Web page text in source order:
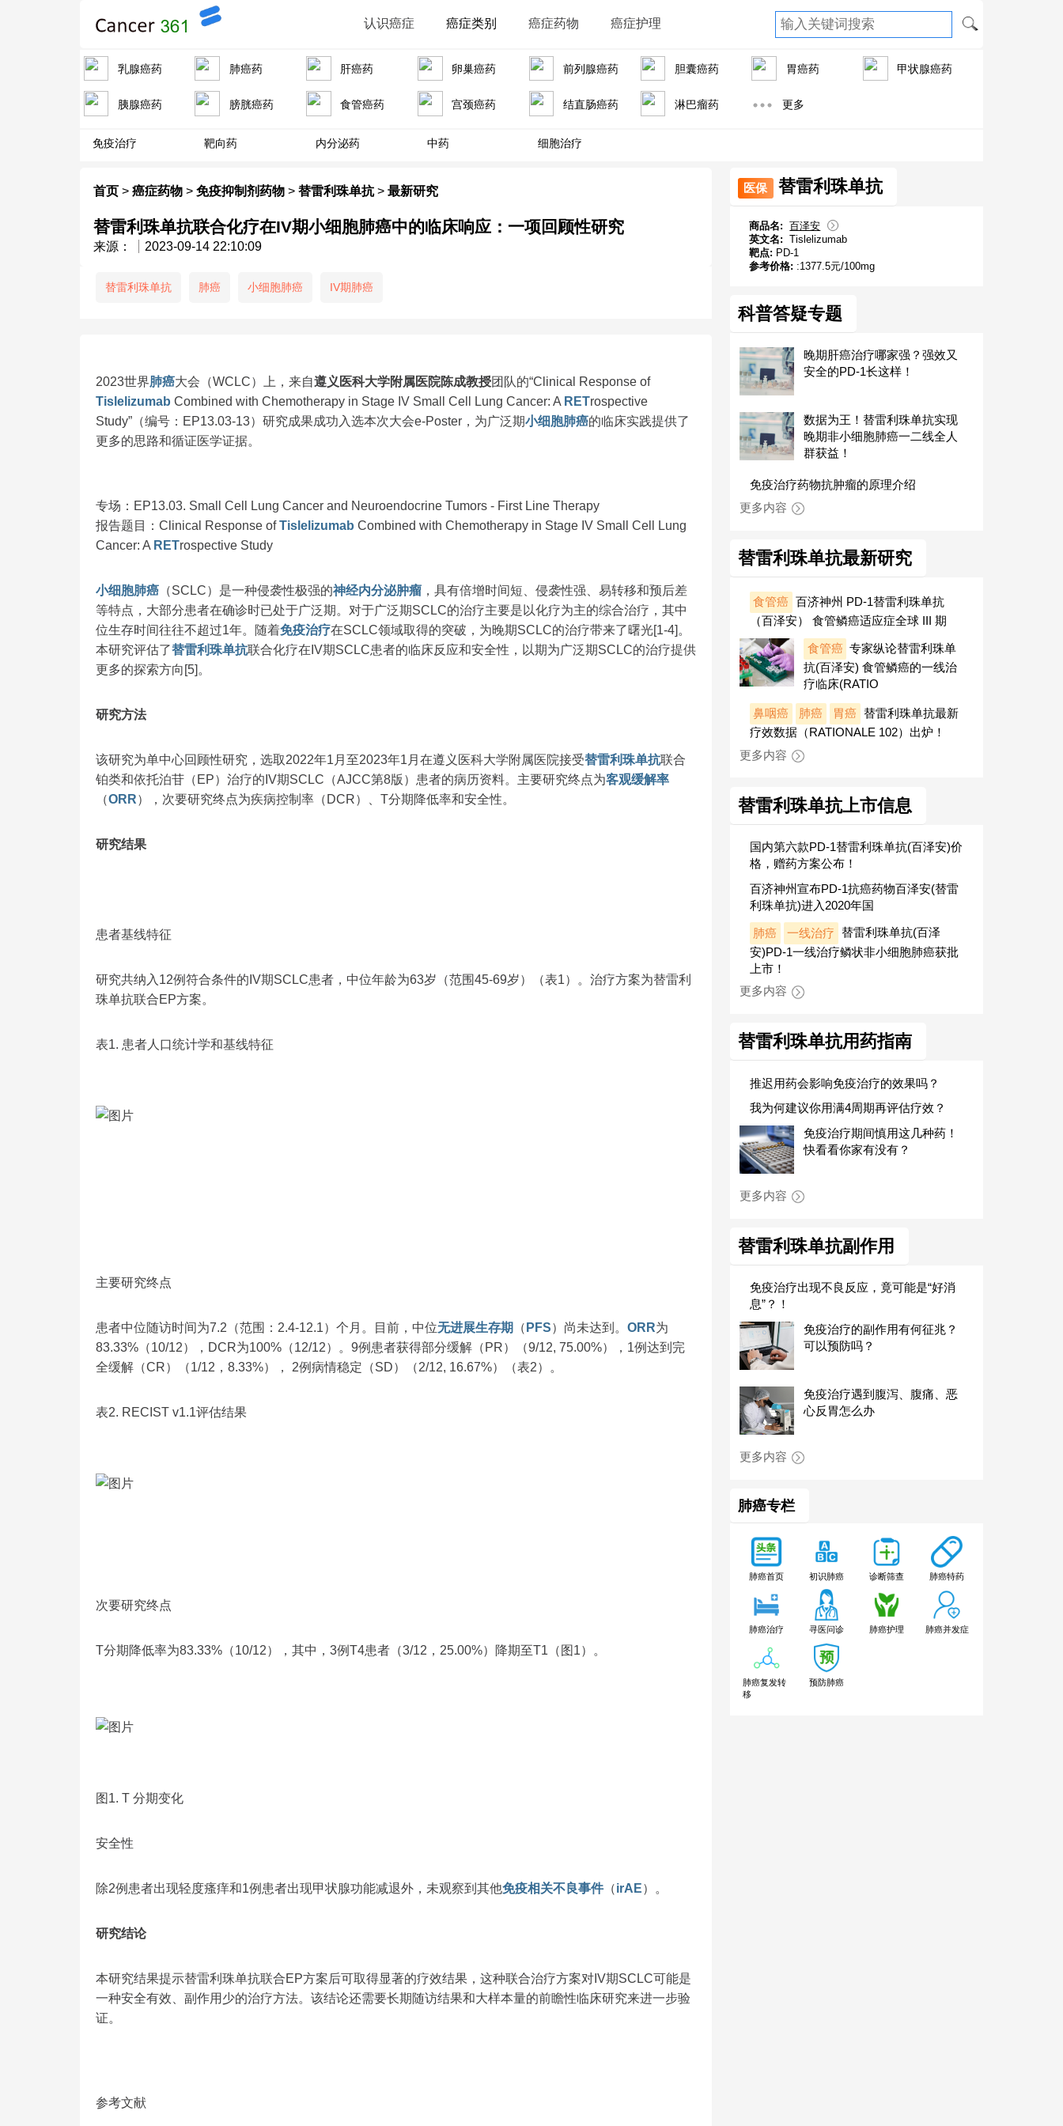
认识癌症 癌症类别 癌症药物 癌症护理
乳腺癌药 肺癌药 肝癌药 卵巢癌药 前列腺癌药 胆囊癌药 胃癌药 甲状腺癌药
胰腺癌药 膀胱癌药 食管癌药 宫颈癌药 结直肠癌药 淋巴瘤药 更多
免疫治疗 靶向药 内分泌药 中药 细胞治疗
首页> 癌症药物> 免疫抑制剂药物> 替雷利珠单抗> 最新研究
替雷利珠单抗联合化疗在IV期小细胞肺癌中的临床响应：一项回顾性研究
来源： 2023-09-14 22:10:09
替雷利珠单抗 肺癌 小细胞肺癌 IV期肺癌
2023世界肺癌大会（WCLC）上，来自遵义医科大学附属医院陈成教授团队的“Clinical Response of
Tislelizumab Combined with Chemotherapy in Stage IV Small Cell Lung Cancer: A RETrospective
Study”（编号：EP13.03-13）研究成果成功入选本次大会e-Poster，为广泛期小细胞肺癌的临床实践提供了
更多的思路和循证医学证据。
专场：EP13.03. Small Cell Lung Cancer and Neuroendocrine Tumors - First Line Therapy
报告题目：Clinical Response ofTislelizumab Combined with Chemotherapy in Stage IV Small Cell Lung
Cancer: A RETrospective Study
小细胞肺癌（SCLC）是一种侵袭性极强的神经内分泌肿瘤，具有倍增时间短、侵袭性强、易转移和预后差
等特点，大部分患者在确诊时已处于广泛期。对于广泛期SCLC的治疗主要是以化疗为主的综合治疗，其中
位生存时间往往不超过1年。随着免疫治疗在SCLC领域取得的突破，为晚期SCLC的治疗带来了曙光[1-4]。
本研究评估了替雷利珠单抗联合化疗在IV期SCLC患者的临床反应和安全性，以期为广泛期SCLC的治疗提供
更多的探索方向[5]。
研究方法
该研究为单中心回顾性研究，选取2022年1月至2023年1月在遵义医科大学附属医院接受替雷利珠单抗联合
铂类和依托泊苷（EP）治疗的IV期SCLC（AJCC第8版）患者的病历资料。主要研究终点为客观缓解率
（ORR），次要研究终点为疾病控制率（DCR）、T分期降低率和安全性。
研究结果
患者基线特征
研究共纳入12例符合条件的IV期SCLC患者，中位年龄为63岁（范围45-69岁）（表1）。治疗方案为替雷利
珠单抗联合EP方案。
表1. 患者人口统计学和基线特征
主要研究终点
患者中位随访时间为7.2（范围：2.4-12.1）个月。目前，中位无进展生存期 （ PFS）尚未达到。 ORR为
83.33%（10/12），DCR为100%（12/12）。9例患者获得部分缓解（PR）（9/12, 75.00%），1例达到完
全缓解（CR）（1/12，8.33%）， 2例病情稳定（SD）（2/12, 16.67%）（表2）。
表2. RECIST v1.1评估结果
次要研究终点
T分期降低率为83.33%（10/12），其中，3例T4患者（3/12，25.00%）降期至T1（图1）。
图1. T 分期变化
安全性
除2例患者出现轻度瘙痒和1例患者出现甲状腺功能减退外，未观察到其他免疫相关不良事件（irAE）。
研究结论
本研究结果提示替雷利珠单抗联合EP方案后可取得显著的疗效结果，这种联合治疗方案对IV期SCLC可能是
一种安全有效、副作用少的治疗方法。该结论还需要长期随访结果和大样本量的前瞻性临床研究来进一步验
证。
参考文献
医保 替雷利珠单抗
商品名:百泽安
英文名:Tislelizumab
靶点: PD-1
参考价格: :1377.5元/100mg
科普答疑专题
晚期肝癌治疗哪家强？强效又
安全的PD-1长这样！
数据为王！替雷利珠单抗实现
晚期非小细胞肺癌一二线全人
群获益！
免疫治疗药物抗肿瘤的原理介绍
更多内容
替雷利珠单抗最新研究
食管癌 百济神州 PD-1替雷利珠单抗
（百泽安） 食管鳞癌适应症全球 III 期
食管癌 专家纵论替雷利珠单
抗(百泽安) 食管鳞癌的一线治
疗临床(RATIO
鼻咽癌 肺癌 胃癌 替雷利珠单抗最新
疗效数据（RATIONALE 102）出炉！
更多内容
替雷利珠单抗上市信息
国内第六款PD-1替雷利珠单抗(百泽安)价
格，赠药方案公布！
百济神州宣布PD-1抗癌药物百泽安(替雷
利珠单抗)进入2020年国
肺癌 一线治疗
替雷利珠单抗(百泽
安)PD-1一线治疗鳞状非小细胞肺癌获批
上市！
更多内容
替雷利珠单抗用药指南
推迟用药会影响免疫治疗的效果吗？
我为何建议你用满4周期再评估疗效？
免疫治疗期间慎用这几种药！
快看看你家有没有？
更多内容
替雷利珠单抗副作用
免疫治疗出现不良反应，竟可能是“好消
息”？！
免疫治疗的副作用有何征兆？
可以预防吗？
免疫治疗遇到腹泻、腹痛、恶
心反胃怎么办
更多内容
肺癌专栏
肺癌首页 初识肺癌 诊断筛查 肺癌特药
肺癌治疗 寻医问诊 肺癌护理 肺癌并发症
肺癌复发转
移
预防肺癌